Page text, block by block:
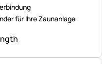
für Ihre Zaunanlage